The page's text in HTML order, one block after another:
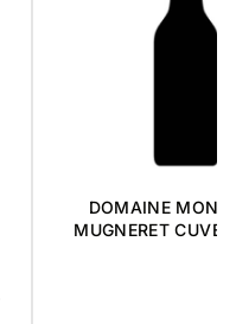
DOMAINE
MUGNERET CUVEE M